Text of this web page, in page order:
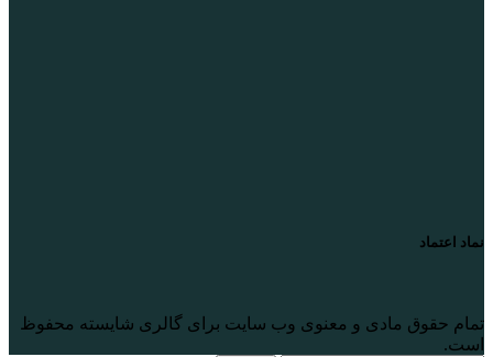
نماد اعتماد
تمام حقوق مادی و معنوی وب سایت برای گالری شایسته محفوظ
است.